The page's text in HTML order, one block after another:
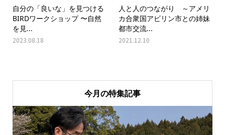
自分の「良いな」を見つける
BIRDワークショップ 〜自然
を見...
2023.08.18
人と人のつながり ～アメリ
カ合衆国アビリン市との姉妹
都市交流...
2021.12.10
今月の特集記事